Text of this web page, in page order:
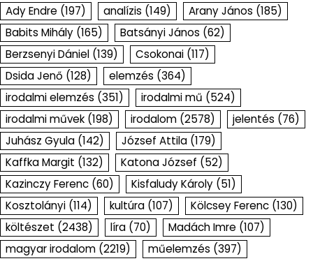
Ady Endre (197) analízis (149) Arany János (185)
Babits Mihály (165) Batsányi János (62)
Berzsenyi Dániel (139) Csokonai (117)
Dsida Jenő (128) elemzés (364)
irodalmi elemzés (351) irodalmi mű (524)
irodalmi művek (198) irodalom (2578) jelentés (76)
Juhász Gyula (142) József Attila (179)
Kaffka Margit (132) Katona József (52)
Kazinczy Ferenc (60) Kisfaludy Károly (51)
Kosztolányi (114) kultúra (107) Kölcsey Ferenc (130)
költészet (2438) líra (70) Madách Imre (107)
magyar irodalom (2219) műelemzés (397)